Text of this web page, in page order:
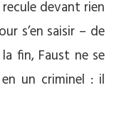
devant rien
s’en saisir – de
fin, Faust ne se
un criminel : il